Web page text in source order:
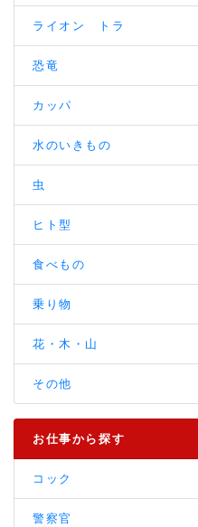
ライオン トラ
恐竜
カッパ
水のいきもの
虫
ヒト型
食べもの
乗り物
花・木・山
その他
お仕事から探す
コック
警察官